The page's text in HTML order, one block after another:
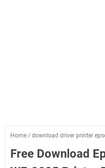
Home / download driver printer
Free Download